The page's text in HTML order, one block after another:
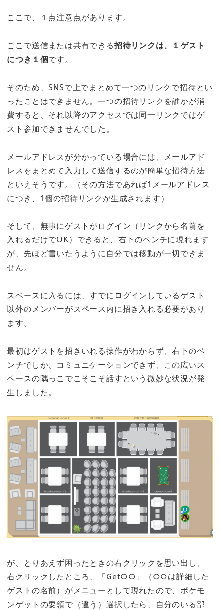
ここで、１点注意点があります。
ここで送信または共有できる招待リンクは、１ゲスト
につき１個です。
そのため、SNSで上でまとめて一つのリンクで招待とい
ったことはできません。一つの招待リンクを誰かが消
費すると、それ以降のアクセスでは同一リンクではゲ
スト参加できませんでした。
メールアドレスが分かっている場合には、メールアド
レスをまとめて入力して送信するのが簡単な招待方法
といえそうです。（その方法であれば1メールアドレス
につき、1個の招待リンクが生成されます）
そして、無事にゲストがログイン（リンクから名前を
入れるだけでOK）できると、右下のベンチに現れます
が、先ほど書いたうように自分では移動が一切できま
せん。
スペースに入るには、すでにログインしているゲスト
以外のメンバーがスペース内に招き入れる必要があり
ます。
最初はゲストを招きいれる操作がわからず、右下のベ
ンチでしか、コミュニケーションできず、この広いス
ペースの隅っこでこそこそ話すという微妙な状況が発
生しました。
が、とりあえず困ったときの右クリックを思い出し、
右クリックしたところ、「Get○○」（○○は詳細した
ゲストの名前）がメニューとして現れたので、ポケモ
ンゲットの要領で（違う）選択したら、自分のいる部